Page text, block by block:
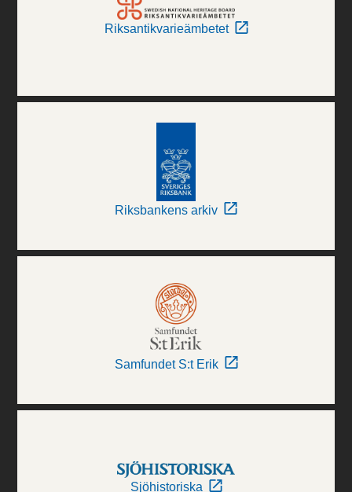
Riksantikvarieämbetet
Riksbankens arkiv
Samfundet S:t Erik
Sjöhistoriska